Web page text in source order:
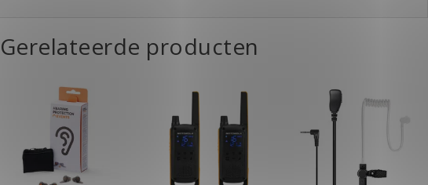
Gerelateerde producten